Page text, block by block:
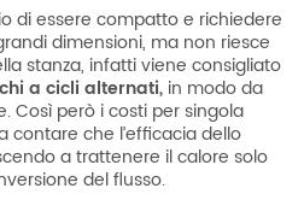
di essere compatto e richiedere
dimensioni, ma non riesce
stanza, infatti viene consigliato
a cicli alternati,in modo da
Così però i costi per singola
contare che l’efficacia dello
a trattenere il calore solo
del flusso.